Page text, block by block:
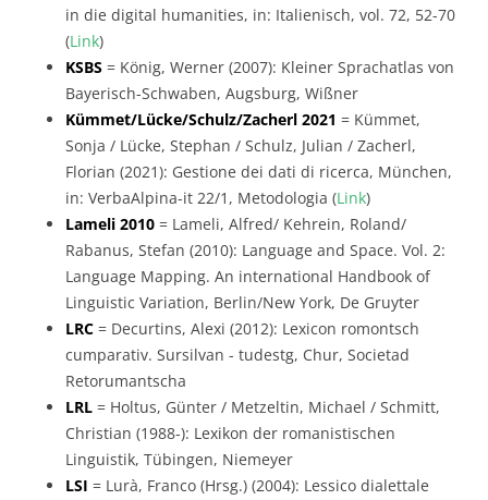
in die digital humanities, in: Italienisch, vol. 72, 52-70
(Link)
KSBS = König, Werner (2007): Kleiner Sprachatlas von
Bayerisch-Schwaben, Augsburg, Wißner
Kümmet/Lücke/Schulz/Zacherl 2021 = Kümmet,
Sonja / Lücke, Stephan / Schulz, Julian / Zacherl,
Florian (2021): Gestione dei dati di ricerca, München,
in: VerbaAlpina-it 22/1, Metodologia (Link)
Lameli 2010 = Lameli, Alfred/ Kehrein, Roland/
Rabanus, Stefan (2010): Language and Space. Vol. 2:
Language Mapping. An international Handbook of
Linguistic Variation, Berlin/New York, De Gruyter
LRC = Decurtins, Alexi (2012): Lexicon romontsch
cumparativ. Sursilvan - tudestg, Chur, Societad
Retorumantscha
LRL = Holtus, Günter / Metzeltin, Michael / Schmitt,
Christian (1988-): Lexikon der romanistischen
Linguistik, Tübingen, Niemeyer
LSI = Lurà, Franco (Hrsg.) (2004): Lessico dialettale